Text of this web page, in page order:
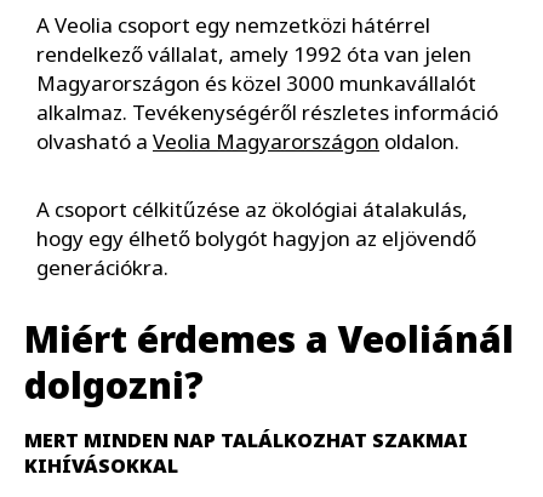
A Veolia csoport egy nemzetközi hátérrel
rendelkező vállalat, amely 1992 óta van jelen
Magyarországon és közel 3000 munkavállalót
alkalmaz. Tevékenységéről részletes információ
olvasható a Veolia Magyarországon oldalon.
A csoport célkitűzése az ökológiai átalakulás,
hogy egy élhető bolygót hagyjon az eljövendő
generációkra.
Miért érdemes a Veoliánál
dolgozni?
MERT MINDEN NAP TALÁLKOZHAT SZAKMAI
KIHÍVÁSOKKAL